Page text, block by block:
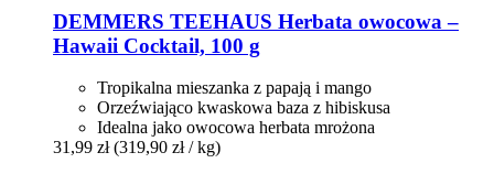
DEMMERS TEEHAUS Herbata owocowa –
Hawaii Cocktail, 100 g
Tropikalna mieszanka z papają i mango
Orzeźwiająco kwaskowa baza z hibiskusa
Idealna jako owocowa herbata mrożona
31,99 zł (319,90 zł / kg)